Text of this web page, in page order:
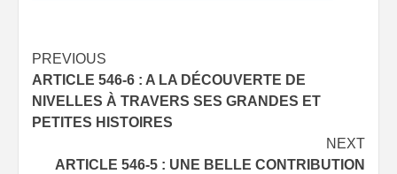
Post
navigation
PREVIOUS
ARTICLE 546-6 : A LA DÉCOUVERTE DE
NIVELLES À TRAVERS SES GRANDES ET
PETITES HISTOIRES
NEXT
ARTICLE 546-5 : UNE BELLE CONTRIBUTION